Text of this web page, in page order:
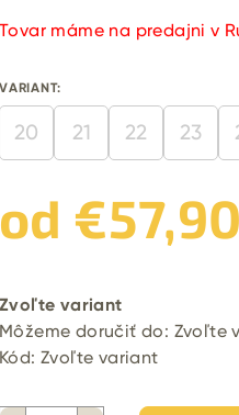
Tovar máme na predajni v
VARIANT:
20 21 22 23
od €57,90
cena:
Zvoľte variant
Môžeme doručiť do: Zvoľte
Kód: Zvoľte variant